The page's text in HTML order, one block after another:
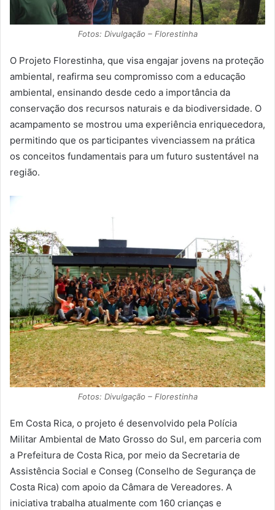
Fotos: Divulgação – Florestinha
O Projeto Florestinha, que visa engajar jovens na proteção
ambiental, reafirma seu compromisso com a educação
ambiental, ensinando desde cedo a importância da
conservação dos recursos naturais e da biodiversidade. O
acampamento se mostrou uma experiência enriquecedora,
permitindo que os participantes vivenciassem na prática
os conceitos fundamentais para um futuro sustentável na
região.
Fotos: Divulgação – Florestinha
Em Costa Rica, o projeto é desenvolvido pela Polícia
Militar Ambiental de Mato Grosso do Sul, em parceria com
a Prefeitura de Costa Rica, por meio da Secretaria de
Assistência Social e Conseg (Conselho de Segurança de
Costa Rica) com apoio da Câmara de Vereadores. A
iniciativa trabalha atualmente com 160 crianças e